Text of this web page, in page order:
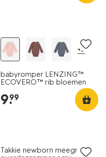
+3
babyromper LENZING™
ECOVERO™ rib bloemen
9.
99
Takkie newborn meegroei